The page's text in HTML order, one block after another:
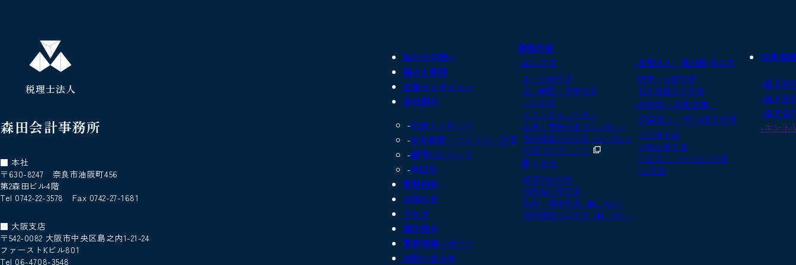
私たちの想い
強みと実績
企業インタビュー
会社案内
代表メッセージ
会社概要・アクセス・沿革
顧問料について
森田会
業務内容
お知らせ
ブログ
事例紹介
業界情報レポート
お問い合わせ
業務内容
-法人の方
中小企業支援
法人解散・清算支援
M&A支援
セカンドオピニオン
起業・開業支援 （法人向け）
税務調査立会支援 （法人向け）
経理代行サービス
-個人の方
確定申告支援
相続税対策支援
起業・開業支援 （個人向け）
税務調査立会支援 （個人向け）
-医療法人・福祉関係の方
医療・介護支援
社会福祉法人支援
-公会計・公営企業・
公益法人・NPO法人の方
公会計支援
公営企業支援
公益法人・NPO法人支援
FM支援
採用情報
-森田会
-森田会
-森田会
-エント
森田会計事務所
税理士法人
■ 本社
〒630-8247 奈良市油阪町456
第2森田ビル4階
Tel 0742-22-3578 Fax 0742-27-1681
■ 大阪支店
〒542-0082 大阪市中央区島之内1-21-24
ファーストKビル801
Tel 06-4708-3548